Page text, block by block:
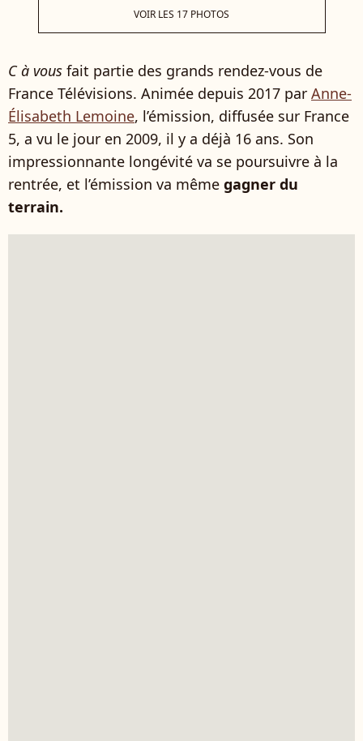
VOIR LES 17 PHOTOS
C à vous fait partie des grands rendez-vous de
France Télévisions. Animée depuis 2017 par Anne-
Élisabeth Lemoine, l’émission, diffusée sur France
5, a vu le jour en 2009, il y a déjà 16 ans. Son
impressionnante longévité va se poursuivre à la
rentrée, et l’émission va même gagner du
terrain.